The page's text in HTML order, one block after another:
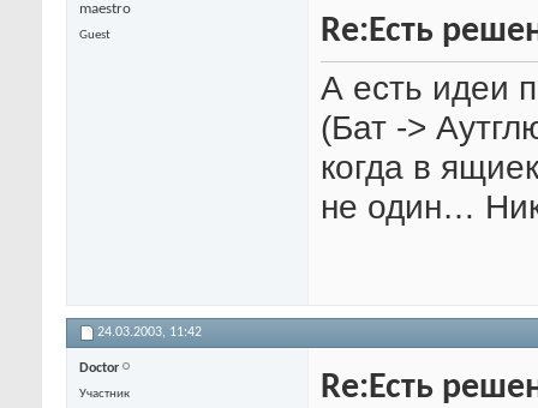
maestro
Guest Re:Есть
А есть идеи
(Бат ->
когда в
не один…
24.03.2003, 11:42
Doctor
Участник
Re:Есть